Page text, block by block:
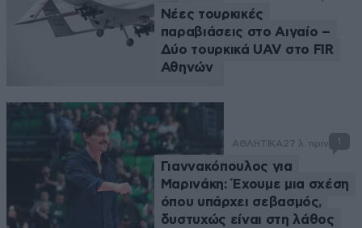
Νέες τουρκικές
παραβιάσεις στο Αιγαίο –
Δύο τουρκικά UAV στο FIR
Αθηνών
ΑΘΛΗΤΙΚΑ27 λ. πριν
Γιαννακόπουλος για
Μαρινάκη: Έχουμε μια σχέση
όπου υπάρχει σεβασμός,
δυστυχώς είναι στη λάθος